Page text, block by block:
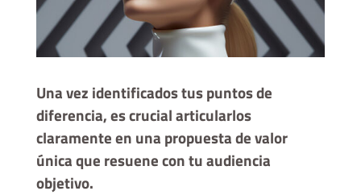
Una vez identificados tus puntos de
diferencia, es crucial articularlos
claramente en una propuesta de valor
única que resuene con tu audiencia
objetivo.